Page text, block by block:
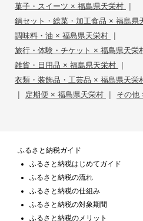
菓子・スイーツ × 福島県天栄村 |
鍋セット・総菜・加工食品 × 福島県
調味料・油 × 福島県天栄村 |
旅行・体験・チケット × 福島県天栄
雑貨・日用品 × 福島県天栄村 |
衣類・装飾品・工芸品 × 福島県天栄
| 定期便 × 福島県天栄村 | その他
ふるさと納税ガイド
ふるさと納税はじめてガイド
ふるさと納税の流れ
ふるさと納税の仕組み
ふるさと納税の対象期間
ふるさと納税のメリット